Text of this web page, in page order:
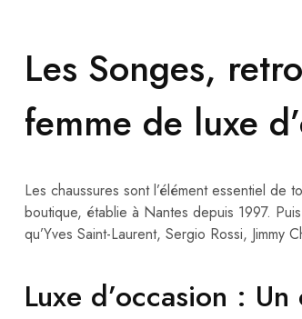
Les Songes,
femme de luxe
Les chaussures sont l’élément essentiel
boutique, établie à Nantes depuis 1997.
qu’Yves Saint-Laurent, Sergio Rossi, Jimmy
Luxe d’occasion :